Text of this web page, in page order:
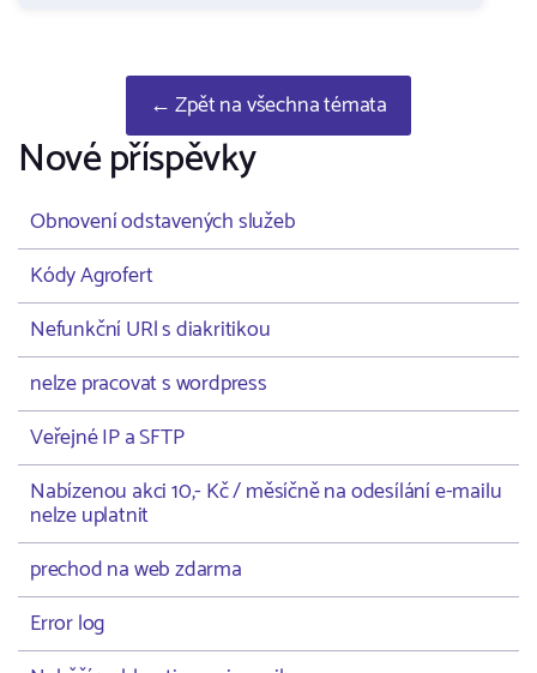
← Zpět na všechna témata
Nové příspěvky
Obnovení odstavených služeb
Kódy Agrofert
Nefunkční URl s diakritikou
nelze pracovat s wordpress
Veřejné IP a SFTP
Nabízenou akci 10,- Kč / měsíčně na odesílání e-mailu
nelze uplatnit
prechod na web zdarma
Error log